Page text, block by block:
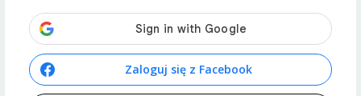
Zaloguj się z Facebook